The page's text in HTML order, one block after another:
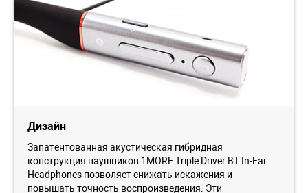
Дизайн
Запатентованная акустическая гибридная
конструкция наушников 1MORE Triple Driver BT In-Ear
Headphones позволяет снижать искажения и
повышать точность воспроизведения. Эти